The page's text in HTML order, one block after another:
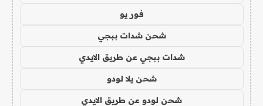
فور يو
شحن شدات ببجي
شدات ببجي عن طريق الايدي
شحن يلا لودو
شحن لودو عن طريق الايدي